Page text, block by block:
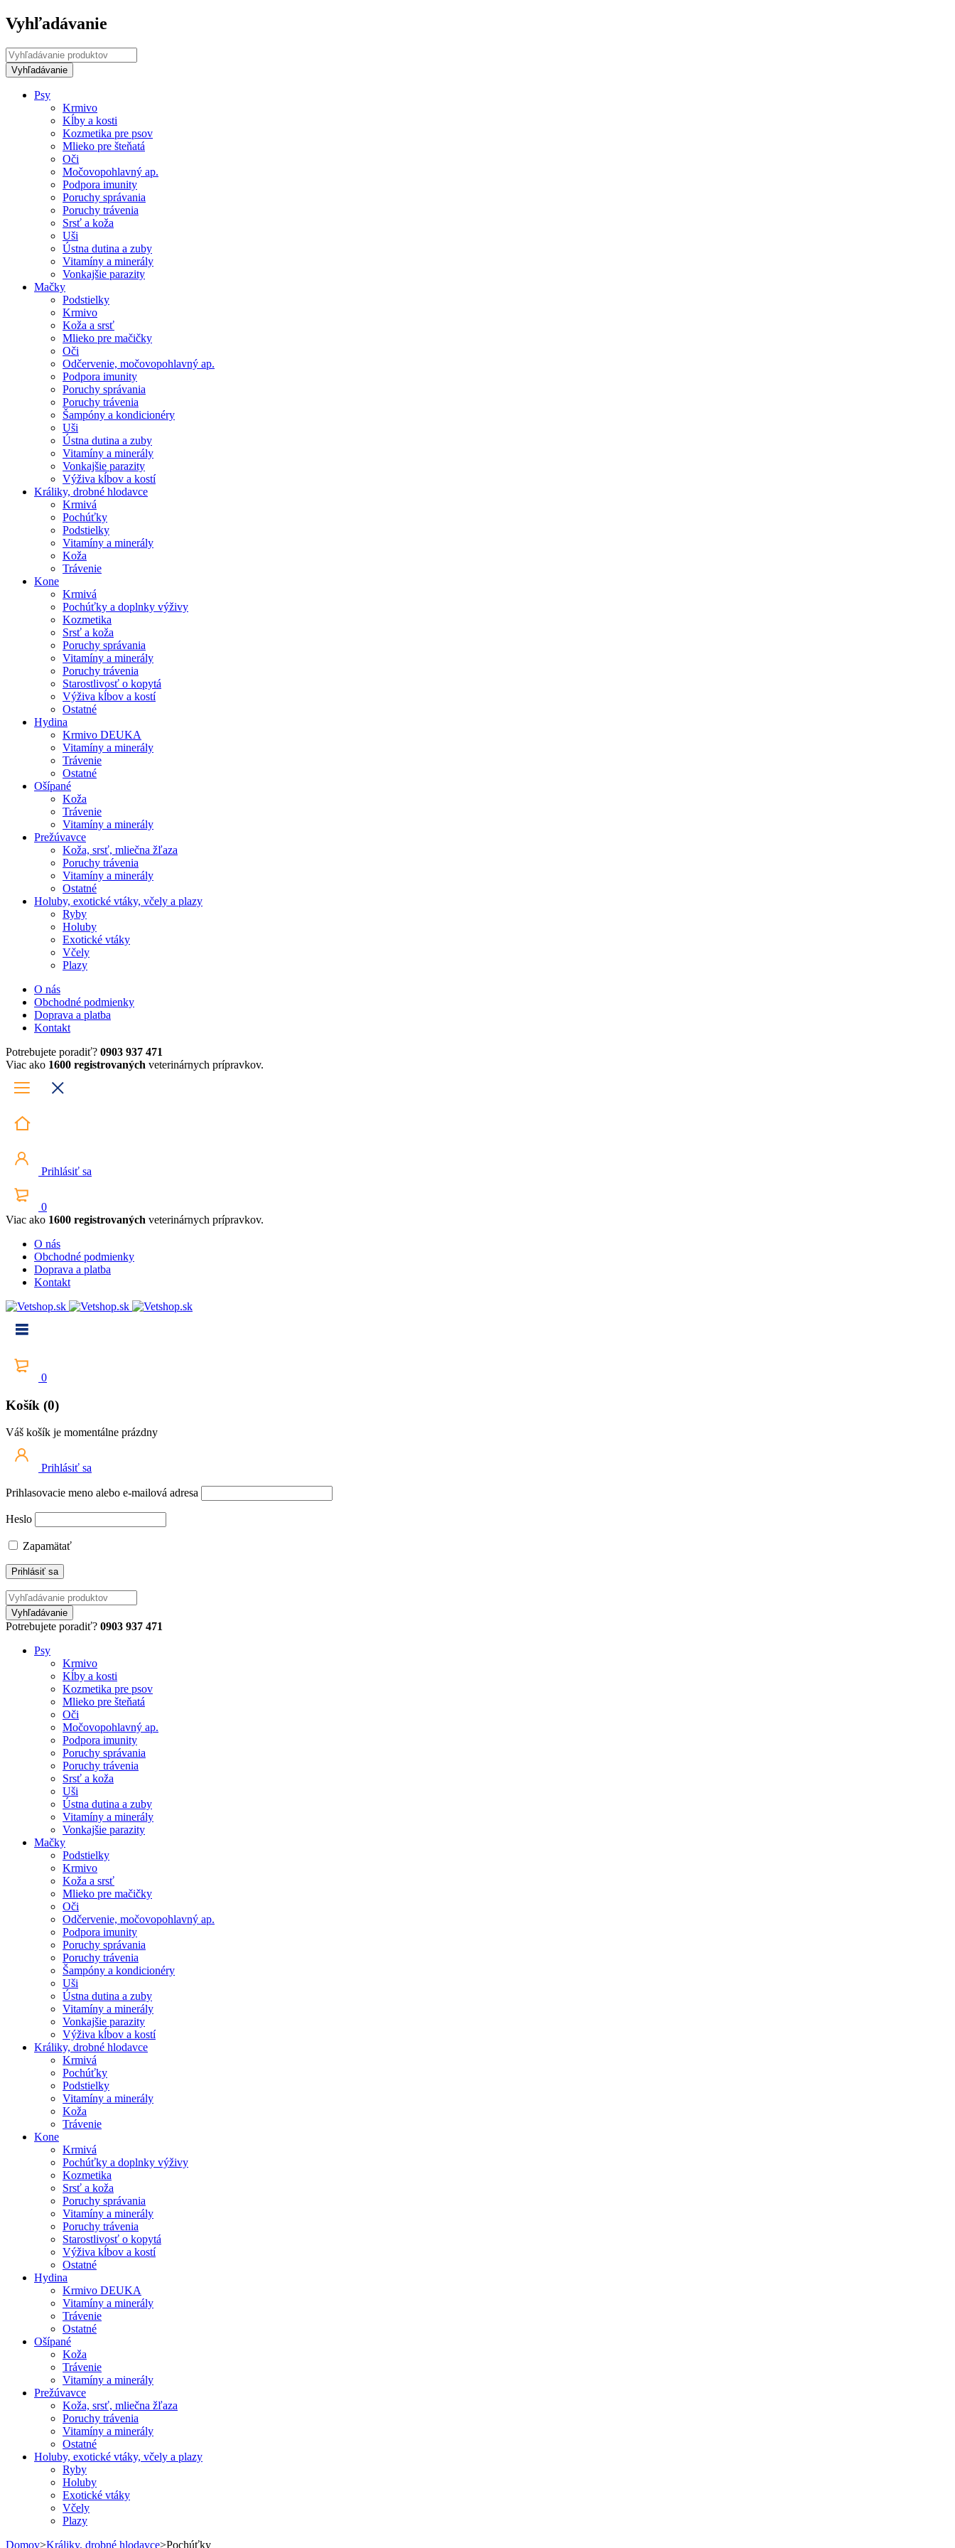
Vyhľadávanie
Psy
Krmivo
Kĺby a kosti
Kozmetika pre psov
Mlieko pre šteňatá
Oči
Močovopohlavný ap.
Podpora imunity
Poruchy správania
Poruchy trávenia
Srsť a koža
Uši
Ústna dutina a zuby
Vitamíny a minerály
Vonkajšie parazity
Mačky
Podstielky
Krmivo
Koža a srsť
Mlieko pre mačičky
Oči
Odčervenie, močovopohlavný ap.
Podpora imunity
Poruchy správania
Poruchy trávenia
Šampóny a kondicionéry
Uši
Ústna dutina a zuby
Vitamíny a minerály
Vonkajšie parazity
Výživa kĺbov a kostí
Králiky, drobné hlodavce
Krmivá
Pochúťky
Podstielky
Vitamíny a minerály
Koža
Trávenie
Kone
Krmivá
Pochúťky a doplnky výživy
Kozmetika
Srsť a koža
Poruchy správania
Vitamíny a minerály
Poruchy trávenia
Starostlivosť o kopytá
Výživa kĺbov a kostí
Ostatné
Hydina
Krmivo DEUKA
Vitamíny a minerály
Trávenie
Ostatné
Ošípané
Koža
Trávenie
Vitamíny a minerály
Prežúvavce
Koža, srsť, mliečna žľaza
Poruchy trávenia
Vitamíny a minerály
Ostatné
Holuby, exotické vtáky, včely a plazy
Ryby
Holuby
Exotické vtáky
Včely
Plazy
O nás
Obchodné podmienky
Doprava a platba
Kontakt
Potrebujete poradiť? 0903 937 471
Viac ako 1600 registrovaných veterinárnych prípravkov.
Prihlásiť sa
0
Viac ako 1600 registrovaných veterinárnych prípravkov.
O nás
Obchodné podmienky
Doprava a platba
Kontakt
0
Košík (0)
Váš košík je momentálne prázdny
Prihlásiť sa
Prihlasovacie meno alebo e-mailová adresa
Heslo
Zapamätať
Potrebujete poradiť? 0903 937 471
Psy
Krmivo
Kĺby a kosti
Kozmetika pre psov
Mlieko pre šteňatá
Oči
Močovopohlavný ap.
Podpora imunity
Poruchy správania
Poruchy trávenia
Srsť a koža
Uši
Ústna dutina a zuby
Vitamíny a minerály
Vonkajšie parazity
Mačky
Podstielky
Krmivo
Koža a srsť
Mlieko pre mačičky
Oči
Odčervenie, močovopohlavný ap.
Podpora imunity
Poruchy správania
Poruchy trávenia
Šampóny a kondicionéry
Uši
Ústna dutina a zuby
Vitamíny a minerály
Vonkajšie parazity
Výživa kĺbov a kostí
Králiky, drobné hlodavce
Krmivá
Pochúťky
Podstielky
Vitamíny a minerály
Koža
Trávenie
Kone
Krmivá
Pochúťky a doplnky výživy
Kozmetika
Srsť a koža
Poruchy správania
Vitamíny a minerály
Poruchy trávenia
Starostlivosť o kopytá
Výživa kĺbov a kostí
Ostatné
Hydina
Krmivo DEUKA
Vitamíny a minerály
Trávenie
Ostatné
Ošípané
Koža
Trávenie
Vitamíny a minerály
Prežúvavce
Koža, srsť, mliečna žľaza
Poruchy trávenia
Vitamíny a minerály
Ostatné
Holuby, exotické vtáky, včely a plazy
Ryby
Holuby
Exotické vtáky
Včely
Plazy
Domov>Králiky, drobné hlodavce>Pochúťky